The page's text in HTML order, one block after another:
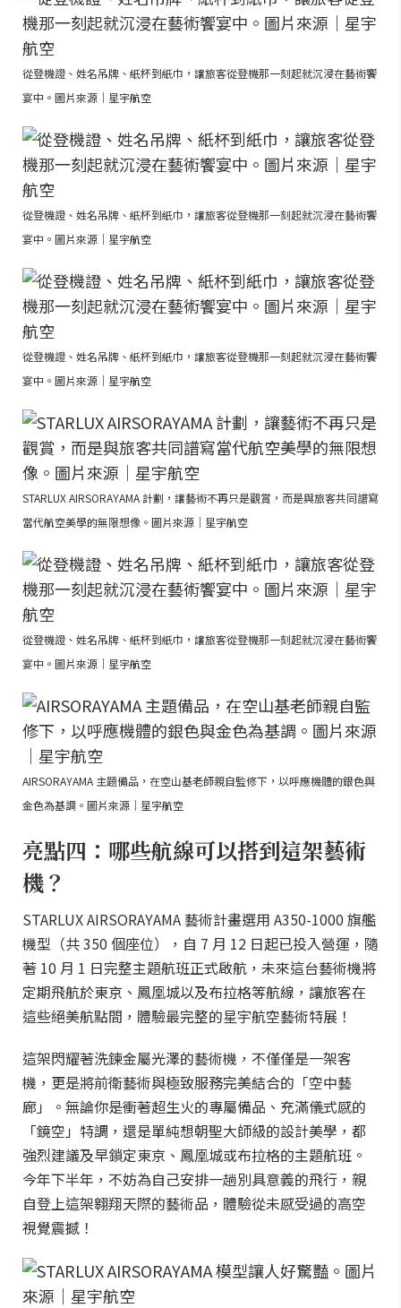
從登機證、姓名吊牌、紙杯到紙巾，讓旅客從登機那一刻起就沉浸在藝術饗
宴中。圖片來源｜星宇航空
從登機證、姓名吊牌、紙杯到紙巾，讓旅客從登機那一刻起就沉浸在藝術饗
宴中。圖片來源｜星宇航空
從登機證、姓名吊牌、紙杯到紙巾，讓旅客從登機那一刻起就沉浸在藝術饗
宴中。圖片來源｜星宇航空
STARLUX AIRSORAYAMA 計劃，讓藝術不再只是觀賞，而是與旅客共同譜寫
當代航空美學的無限想像。圖片來源｜星宇航空
從登機證、姓名吊牌、紙杯到紙巾，讓旅客從登機那一刻起就沉浸在藝術饗
宴中。圖片來源｜星宇航空
AIRSORAYAMA 主題備品，在空山基老師親自監修下，以呼應機體的銀色與
金色為基調。圖片來源｜星宇航空
亮點四：哪些航線可以搭到這架藝術
機？
STARLUX AIRSORAYAMA 藝術計畫選用 A350-1000 旗艦
機型（共 350 個座位），自 7 月 12 日起已投入營運，隨
著 10 月 1 日完整主題航班正式啟航，未來這台藝術機將
定期飛航於東京、鳳凰城以及布拉格等航線，讓旅客在
這些絕美航點間，體驗最完整的星宇航空藝術特展！
這架閃耀著洗鍊金屬光澤的藝術機，不僅僅是一架客
機，更是將前衛藝術與極致服務完美結合的「空中藝
廊」。無論你是衝著超生火的專屬備品、充滿儀式感的
「鏡空」特調，還是單純想朝聖大師級的設計美學，都
強烈建議及早鎖定東京、鳳凰城或布拉格的主題航班。
今年下半年，不妨為自己安排一趟別具意義的飛行，親
自登上這架翱翔天際的藝術品，體驗從未感受過的高空
視覺震撼！